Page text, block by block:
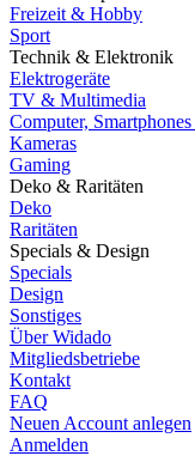
Freizeit & Hobby
Sport
Technik & Elektronik
Elektrogeräte
TV & Multimedia
Computer,
Kameras
Gaming
Deko & Raritäten
Deko
Raritäten
Specials & Design
Specials
Design
Sonstiges
Über Widado
Mitgliedsbetriebe
Kontakt
FAQ
Neuen Account anlegen
Anmelden